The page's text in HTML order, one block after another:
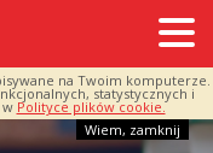
na Twoim komputerze.
statystycznych i
Polityce plików cookie.
Wiem, zamknij